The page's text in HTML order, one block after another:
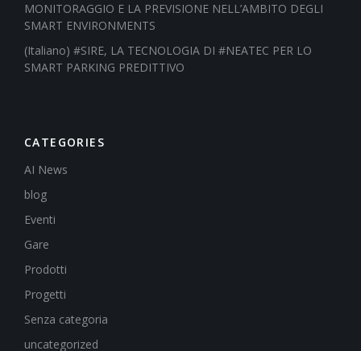
MONITORAGGIO E LA PREVISIONE NELL’AMBITO DEGLI
SMART ENVIRONMENTS
(Italiano) #SIRE, LA TECNOLOGIA DI #NEATEC PER LO
SMART PARKING PREDITTIVO
CATEGORIES
AI News
blog
Eventi
Gare
Prodotti
Progetti
Senza categoria
uncategorized